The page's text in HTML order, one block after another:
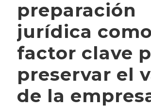
preparación
jurídica como
factor clave
preservar el
de la